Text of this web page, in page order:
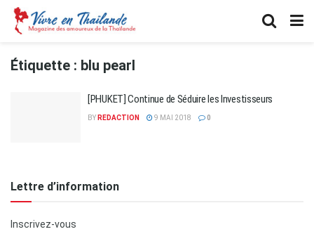
Étiquette : blu pearl
[PHUKET] Continue de Séduire les Investisseurs
BY REDACTION 9 MAI 2018 0
Lettre d’information
Inscrivez-vous